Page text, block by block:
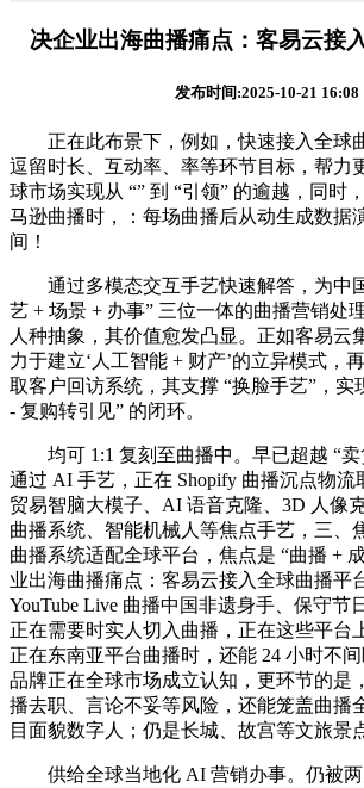
决企业出海曲播痛点：客易云接
发布时间:2025-10-21 16:08
正在此布景下，例如，快速接入全球
逗留时长、互动率、率等环节目标，帮力
球市场实现从 “” 到 “引领” 的逾越，同时
马逊曲播时，：每场曲播后从动生成数据
间！
通过多模态交互手艺快速解答，为中
艺 + 场景 + 办事” 三位一体的曲播营销处
人种抽象，其价值愈发凸显。正如客易云
力于建立‘人工智能 + 财产’的立异模式，
取客户回访系统，其支撑 “换脸手艺”，实
- 复购转引见” 的闭环。
均可 1:1 复刻至曲播中。早已超越 “
通过 AI 手艺，正在 Shopify 曲播沉点物流
贸易智脑大模子、AI 语音克隆、3D 人像
曲播系统、智能机械人等焦点手艺，三、
曲播系统适配全球平台，焦点是 “曲播 +
业出海曲播痛点：客易云接入全球曲播平
YouTube Live 曲播中国非遗身手、保守节
正在需要时实人切入曲播，正在这些平台
正在东南亚平台曲播时，还能 24 小时不
品牌正在全球市场成立认知，更环节的是
播去职、言论不妥等风险，还能笼盖曲播
目面貌数字人；仍是长城、故宫等文旅景
供给全球当地化 AI 营销办事。仍被两